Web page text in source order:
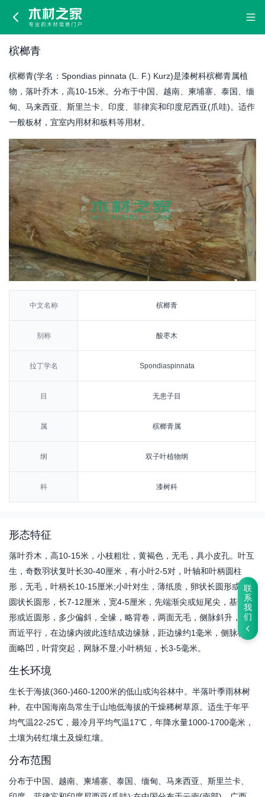
联
系
我
们
槟
榔
槟榔青
槟榔青(学名：Spondias pinnata (L. F.) Kurz)是漆树科槟榔青属植
物，落叶乔木，高10-15米。分布于中国、越南、柬埔寨、泰国、缅
甸、马来西亚、斯里兰卡、印度、菲律宾和印度尼西亚(爪哇)。适作
一般板材，宜室内用材和板料等用材。
中文名称 槟榔青
别称 酸枣木
拉丁学名 Spondiaspinnata
目 无患子目
属 槟榔青属
纲 双子叶植物纲
科 漆树科
形态特征
落叶乔木，高10-15米，小枝粗壮，黄褐色，无毛，具小皮孔。叶互
生，奇数羽状复叶长30-40厘米，有小叶2-5对，叶轴和叶柄圆柱
形，无毛，叶柄长10-15厘米;小叶对生，薄纸质，卵状长圆形或椭
圆状长圆形，长7-12厘米，宽4-5厘米，先端渐尖或短尾尖，基部楔
形或近圆形，多少偏斜，全缘，略背卷，两面无毛，侧脉斜升，密
而近平行，在边缘内彼此连结成边缘脉，距边缘约1毫米，侧脉在叶
面略凹，叶背突起，网脉不显;小叶柄短，长3-5毫米。
生长环境
生长于海拔(360-)460-1200米的低山或沟谷林中。半落叶季雨林树
种。在中国海南岛常生于山地低海拔的干燥稀树草原。适生于年平
均气温22-25℃，最冷月平均气温17℃，年降水量1000-1700毫米，
土壤为砖红壤土及燥红壤。
分布范围
分布于中国、越南、柬埔寨、泰国、缅甸、马来西亚、斯里兰卡、